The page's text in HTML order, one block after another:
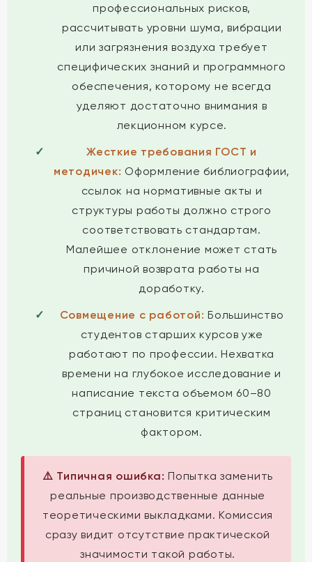
профессиональных рисков,
рассчитывать уровни шума, вибрации
или загрязнения воздуха требует
специфических знаний и программного
обеспечения, которому не всегда
уделяют достаточно внимания в
лекционном курсе.
Жесткие требования ГОСТ и
методичек: Оформление библиографии,
ссылок на нормативные акты и
структуры работы должно строго
соответствовать стандартам.
Малейшее отклонение может стать
причиной возврата работы на
доработку.
Совмещение с работой: Большинство
студентов старших курсов уже
работают по профессии. Нехватка
времени на глубокое исследование и
написание текста объемом 60–80
страниц становится критическим
фактором.
⚠️ Типичная ошибка: Попытка заменить
реальные производственные данные
теоретическими выкладками. Комиссия
сразу видит отсутствие практической
значимости такой работы.